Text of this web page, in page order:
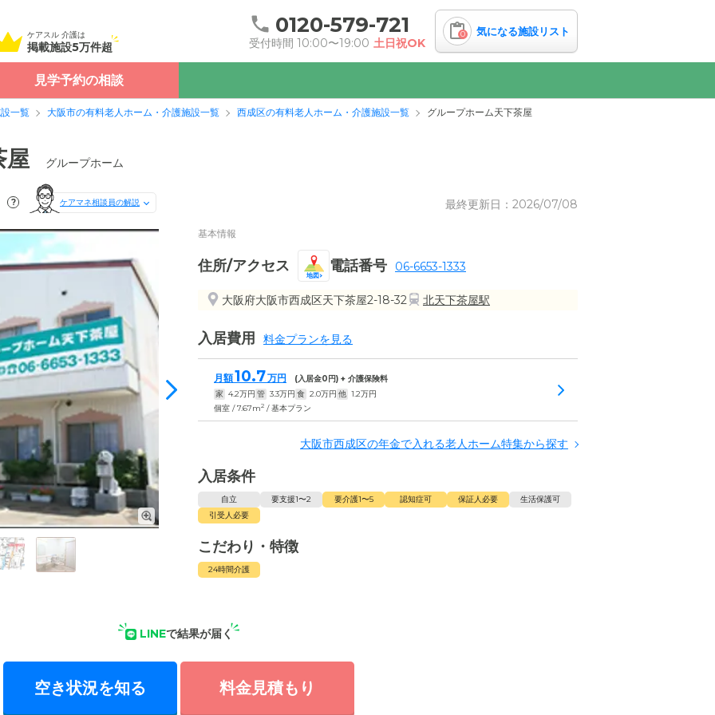
ケアスル 介護は
掲載施設5万件超
0120-579-721
受付時間 10:00〜19:00 土日祝OK
0 気になる施設リスト
見学予約の相談
一覧 大阪市の有料老人ホーム・介護施設一覧 西成区の有料老人ホーム・介護施設一覧 グループホーム天下茶屋
屋 グループホーム
? ケアマネ相談員の解説 最終更新日：2026/07/08
基本情報
住所/アクセス
地図
電話番号 06-6653-1333
大阪府大阪市西成区天下茶屋2-18-32 北天下茶屋駅
入居費用 料金プランを見る
月額10.7万円 (入居金0円) + 介護保険料
家 4.2万円 管 3.3万円 食 2.0万円 他 1.2万円
個室 / 7.67m2 / 基本プラン
大阪市西成区の年金で入れる老人ホーム特集から探す
入居条件
自立 要支援1〜2 要介護1〜5 認知症可 保証人必要
生活保護可
引受人必要
こだわり・特徴
24時間介護
LINEで結果が届く
空き状況を知る 料金見積もり